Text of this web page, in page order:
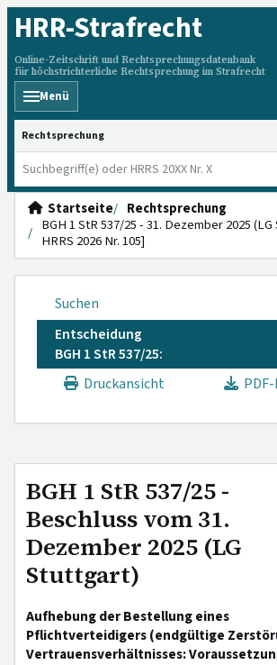
HRR-Strafrecht
Online-Zeitschrift und Rechtsprechungsdatenbank
für höchstrichterliche Rechtsprechung im Strafrecht
Menü
HRRS durchsuchen
Startseite
Rechtsprechung
BGH 1 StR 537/25 - 31. Dezember 2025
HRRS 2026 Nr. 105]
Suchen
Entscheidung
BGH 1 StR 537/25:
Druckansicht
BGH 1 StR 537/25 -
Beschluss vom 31.
Dezember 2025 (LG
Stuttgart)
Aufhebung der Bestellung eines
Pflichtverteidigers (endgültige
Vertrauensverhältnisses: